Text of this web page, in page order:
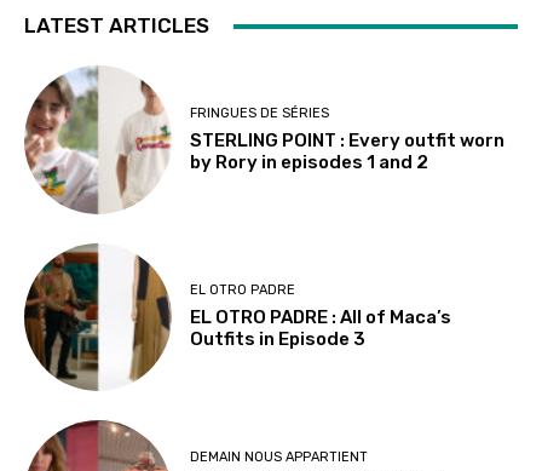
LATEST ARTICLES
FRINGUES DE SÉRIES
STERLING POINT : Every outfit worn
by Rory in episodes 1 and 2
EL OTRO PADRE
EL OTRO PADRE : All of Maca’s
Outfits in Episode 3
DEMAIN NOUS APPARTIENT